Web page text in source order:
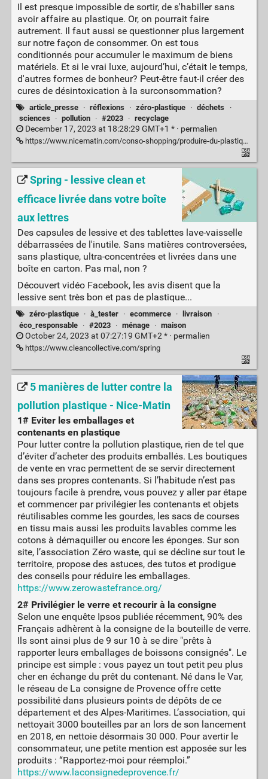
Il est presque impossible de sortir, de s'habiller sans
avoir affaire au plastique. Or, on pourrait faire
autrement. Il faut aussi se questionner plus largement
sur notre façon de consommer. On est tous
conditionnés pour accumuler le maximum de biens
matériels. Et si le vrai luxe, aujourd’hui, c’était le temps,
d'autres formes de bonheur? Peut-être faut-il créer des
cures de désintoxication à la surconsommation?
article_presse · réflexions · zéro-plastique · déchets
·
sciences
· pollution · #2023 · recyclage
December 17, 2023 at 18:28:29 GMT+1 * · permalien
https://www.nicematin.com/conso-shopping/produire-du-plastique-cest-produire-du-danger-cette-scientifique-alerte-contre-limpact-deletere-de-nos-emballages-886104
Spring - lessive clean et
efficace livrée dans votre boîte
aux lettres
Des capsules de lessive et des tablettes lave-vaisselle
débarrassées de l'inutile. Sans matières controversées,
sans plastique, ultra-concentrées et livrées dans une
boîte en carton. Pas mal, non ?
Découvert vidéo Facebook, les avis disent que la
lessive sent très bon et pas de plastique...
zéro-plastique · à_tester · ecommerce · livraison
·
éco_responsable
· #2023 · ménage · maison
October 24, 2023 at 07:27:19 GMT+2 * · permalien
https://www.cleancollective.com/spring
5 manières de lutter contre la
pollution plastique - Nice-Matin
1# Eviter les emballages et
contenants en plastique
Pour lutter contre la pollution plastique, rien de tel que
d’éviter d’acheter des produits emballés. Les boutiques
de vente en vrac permettent de se servir directement
dans ses propres contenants. Si l’habitude n’est pas
toujours facile à prendre, vous pouvez y aller par étape
et commencer par privilégier les contenants et objets
réutilisables comme les gourdes, les sacs de courses
en tissu mais aussi les produits lavables comme les
cotons à démaquiller ou encore les éponges. Sur son
site, l’association Zéro waste, qui se décline sur tout le
territoire, propose des astuces, des tutos et prodigue
des conseils pour réduire les emballages.
https://www.zerowastefrance.org/
2# Privilégier le verre et recourir à la consigne
Selon une enquête Ipsos publiée récemment, 90% des
Français adhèrent à la consigne de la bouteille de verre.
Ils sont ainsi plus de 9 sur 10 à se dire "prêts à
rapporter leurs emballages de boissons consignés". Le
principe est simple : vous payez un tout petit peu plus
cher en échange du prêt du contenant. Né dans le Var,
le réseau de La consigne de Provence offre cette
possibilité dans plusieurs points de dépôts de ce
département et des Alpes-Maritimes. L’association, qui
nettoyait 3000 bouteilles par an lors de son lancement
en 2018, en nettoie désormais 30 000. Pour avertir le
consommateur, une petite mention est apposée sur les
produits : “Rapportez-moi pour réemploi.”
https://www.laconsignedeprovence.fr/